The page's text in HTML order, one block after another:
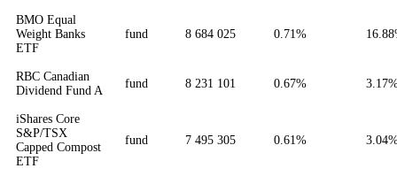
BMO Equal
Weight Banks
ETF
fund 8 684 025 0.71%
RBC Canadian
Dividend Fund A
fund 8 231 101 0.67%
iShares Core
S&P/TSX
Capped Compost
ETF
fund 7 495 305 0.61%